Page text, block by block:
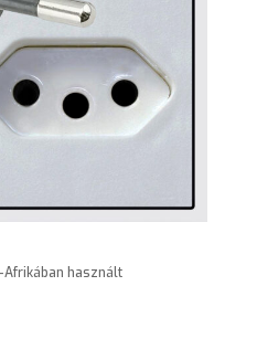
használt